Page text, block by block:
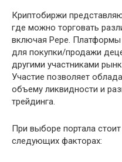
Криптобиржи
где можно торговать
включая Pepe.
для покупки/продажи
другими участниками
Участие позволяет
объему ликвидности и
трейдинга.
При выборе портала
следующих факторах: